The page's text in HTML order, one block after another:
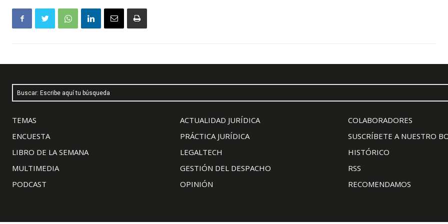
Buscar: Escribe aquí tu búsqueda
TEMAS
ENCUESTA
LIBRO DE LA SEMANA
MULTIMEDIA
PODCAST
ACTUALIDAD JURÍDICA
PRÁCTICA JURÍDICA
LEGALTECH
GESTIÓN DEL DESPACHO
OPINIÓN
COLABORADORES
SUSCRÍBETE A NUESTRO
HISTÓRICO
RSS
RECOMENDAMOS